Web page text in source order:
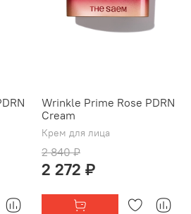
Wrinkle Prime Rose PDRN
Cream
Крем для лица
2 840 ₽
2 272 ₽